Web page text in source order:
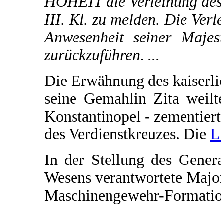
III. Kl. zu melden. Die
Anwesenheit seiner
zurückzuführen. ...
Die Erwähnung des
seine Gemahlin Zita
Konstantinopel -
des Verdienstkreuzes. Die
In der Stellung des
Wesens verantwortete
Maschinengewehr-